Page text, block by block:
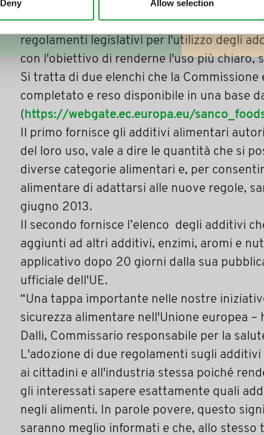
Deny Allow selection
sicurezza igienico - sanitaria dei cibi, altre
Tre giorni fa la Commissione Europea ha
regolamenti legislativi per l'utilizzo degli
con l'obiettivo di renderne l'uso più chiaro,
Si tratta di due elenchi che la Commissione
completato e reso disponibile in una base
(https://webgate.ec.europa.eu/
Il primo fornisce gli additivi alimentari
del loro uso, vale a dire le quantità che si
diverse categorie alimentari e, per
alimentare di adattarsi alle nuove regole,
giugno 2013.
Il secondo fornisce l’elenco degli additivi
aggiunti ad altri additivi, enzimi, aromi e
applicativo dopo 20 giorni dalla sua
ufficiale dell'UE.
“Una tappa importante nelle nostre
sicurezza alimentare nell'Unione europea –
Dalli, Commissario responsabile per la
L'adozione di due regolamenti sugli
ai cittadini e all'industria stessa poiché
gli interessati sapere esattamente quali
negli alimenti. In parole povere, questo
saranno meglio informati e che, allo stesso